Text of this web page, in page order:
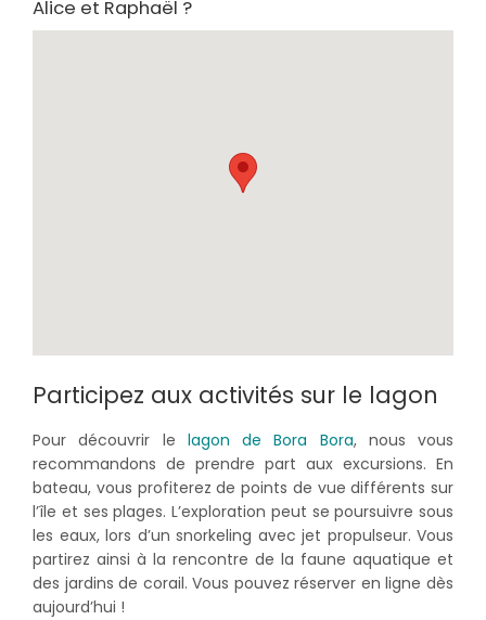
Alice et Raphaël ?
Participez aux activités sur le lagon
Pour découvrir le lagon de Bora Bora, nous vous
recommandons de prendre part aux excursions. En
bateau, vous profiterez de points de vue différents sur
l’île et ses plages. L’exploration peut se poursuivre sous
les eaux, lors d’un snorkeling avec jet propulseur. Vous
partirez ainsi à la rencontre de la faune aquatique et
des jardins de corail. Vous pouvez réserver en ligne dès
aujourd’hui !